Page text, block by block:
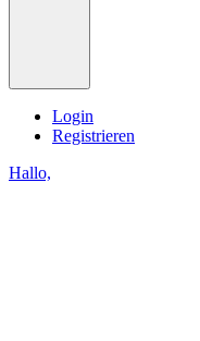
Login
Registrieren
Hallo,